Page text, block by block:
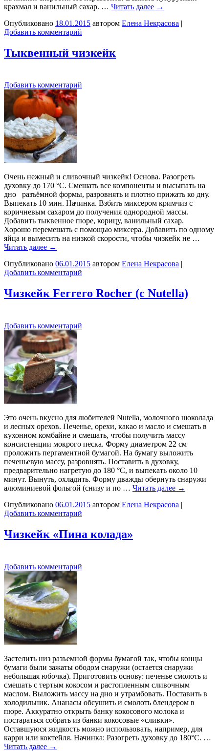
крахмал и ванильный сахар. … Читать далее →
Опубликовано 18.01.2015 автором Елена Некрасова |
Добавить комментарий
Тыквенный чизкейк
Добавить комментарий
Очень нежный и сливочный чизкейк! Основа. Разогреть
духовку до 170 °С. Смешать все компоненты и высыпать на
дно разъёмной формы, разровнять и плотно прижать ко дну.
Выпекать 10 мин. Начинка. Взбить миксером кримчиз с
коричневым сахаром до получения однородной массы.
Добавить тыквенное пюре, корицу, ванильный сахар.
Хорошо перемешать с помощью миксера. Добавить по одному
яйца и вымесить на низкой скорости, чтобы чизкейк не …
Читать далее →
Опубликовано 06.01.2015 автором Елена Некрасова
Добавить комментарий
Чизкейк Ferrero Rocher (с Nutella)
Добавить комментарий
Это очень вкусно для любителей Nutella, молочного шоколада
и лесных орехов. Печенье, орехи, какао и масло и смешать в
кухонном комбайне и смешать, чтобы получить массу
консистенции мокрого песка. Форму диаметром 22 см
проложить пергаментной бумагой. На бумагу выложить
печеньевую массу, разровнять. Поставить в духовку,
предварительно нагретую до 180 °С, и выпекать около 10
минут. Вынуть, охладить. Форму дважды обернуть снаружи
алюминиевой фольгой (снизу и по … Читать далее →
Опубликовано 06.01.2015 автором Елена Некрасова |
Добавить комментарий
Чизкейк «Пина колада»
Добавить комментарий
Застелить низ разъемной формы бумагой так, чтобы концы
бумаги были зажаты ободом снаружи (остается снаружи
небольшая юбочка). Приготовить основу: печенье смолоть и
смешать с тертым кокосом и растопленным сливочным
маслом. Выложить массу на дно и утрамбовать. Поставить в
холодильник. Ананасы обсушить и смолоть блендером в
пюре. Аккуратно открыть банку кокосового молока и
постараться собрать из банки кокосовые «сливки».
Оставшуюся жидкость можно использовать, например, для
карри или коктейля. Начинка: Разогреть духовку до 180°С. …
Читать далее →